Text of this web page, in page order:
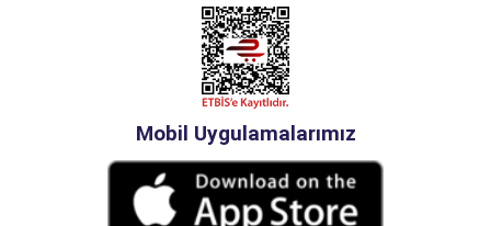
Mobil Uygulamalarımız